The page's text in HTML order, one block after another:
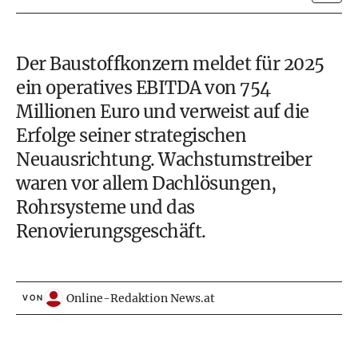
Der Baustoffkonzern meldet für 2025
ein operatives EBITDA von 754
Millionen Euro und verweist auf die
Erfolge seiner strategischen
Neuausrichtung. Wachstumstreiber
waren vor allem Dachlösungen,
Rohrsysteme und das
Renovierungsgeschäft.
VON Online-Redaktion News.at